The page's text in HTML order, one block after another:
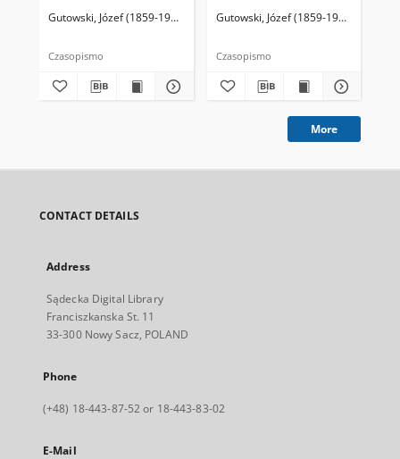
Gutowski, Józef (1859-1916). Redaktor
Czasopismo
Gutowski, Józef (1859-1916).
Czasopismo
More
CONTACT DETAILS
Address
Sądecka Digital Library
Franciszkanska St. 11
33-300 Nowy Sacz, POLAND
Phone
(+48) 18-443-87-52 or 18-443-83-02
E-Mail